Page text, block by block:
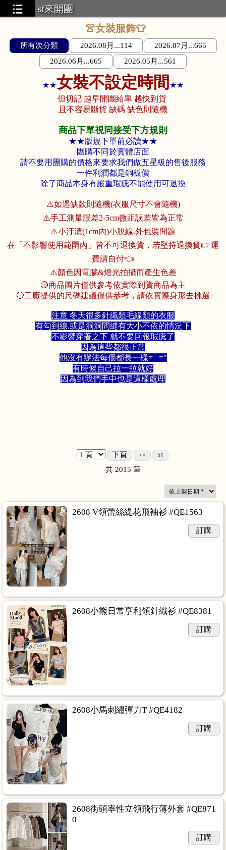
sf來開團
👚女裝服飾👕
所有次分類 2026.08月...114
2026.07月...665
2026.06月...665
2026.05月...561
★★女裝不設定時間 ★★
但切記 越早開團給單 越快到貨
且不容易斷貨 缺碼 缺色則隨機
商品下單視同接受下方規則
★★版規下單前必讀★★
團購不同於實體店面
請不要用團購的價格來要求我們做五星級的售後服務
一件利潤都是銅板價
除了商品本身有嚴重瑕疵不能使用可退換
⚠️如遇缺款則隨機(衣服尺寸不會隨機)
⚠️手工測量誤差2-5cm微距誤差皆為正常
⚠️小汙漬(1cm內)小脫線.外包裝問題
在「不影響使用範圍內」皆不可退換貨，若堅持退換貨👉運
費請自付👈
⚠️顏色因電腦&燈光拍攝而產生色差
🔴商品圖片僅供參考依實際到貨商品為主
🔴工廠提供的尺碼建議僅供參考，請依實際身形去挑選
注意 冬天很多針織類毛線類的衣服
有勾到線.或是洞洞間縫有大小不依的情況下
不影響穿著之下 就不要回報瑕疵了
因為這些都很正常
他沒有辦法每個都長一樣= ="
有時候自己拉一拉就好
因為到我們手中也是這樣處理
下頁 >> 51
共 2015 筆
2608 V領蕾絲緹花飛袖衫 #QE1563
訂購
2608小熊日常亨利領針織衫 #QE8381
訂購
2608小馬刺繡彈力T #QE4182
訂購
2608街頭率性立領飛行薄外套 #QE871
0
訂購